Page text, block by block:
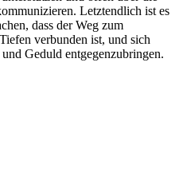
Letztendlich ist es
dass der Weg zum
verbunden ist, und sich
Geduld entgegenzubringen.